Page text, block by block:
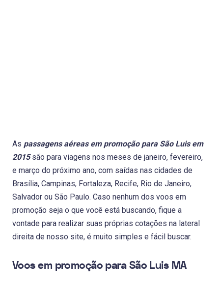
As passagens aéreas em promoção para São Luis em
2015são para viagens nos meses de janeiro, fevereiro,
e março do próximo ano, com saídas nas cidades de
Brasília, Campinas, Fortaleza, Recife, Rio de Janeiro,
Salvador ou São Paulo. Caso nenhum dos voos em
promoção seja o que você está buscando, fique a
vontade para realizar suas próprias cotações na lateral
direita de nosso site, é muito simples e fácil buscar.
Voos em promoção para São Luis MA